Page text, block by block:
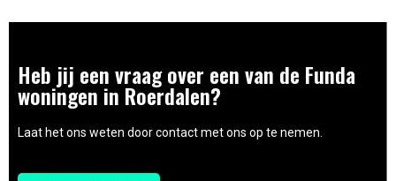
Heb jij een vraag over een van de Funda
woningen in Roerdalen?
Laat het ons weten door contact met ons op te nemen.